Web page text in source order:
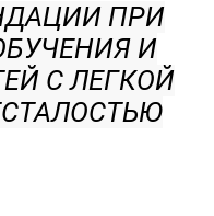
ПРИ
И
С ЛЕГКОЙ